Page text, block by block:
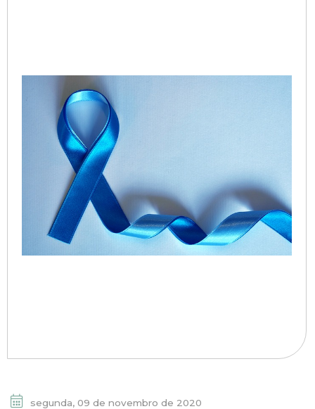
segunda, 09 de novembro de 2020